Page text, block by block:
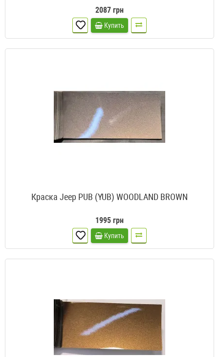
2087 грн
Купить
Краска Jeep PUB (YUB) WOODLAND BROWN
1995 грн
Купить